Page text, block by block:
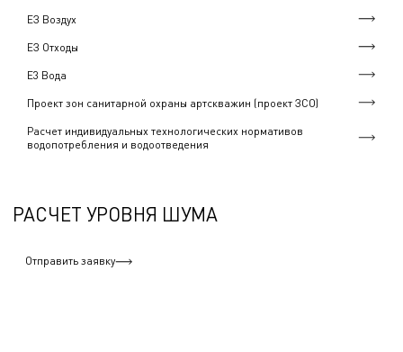
ЕЗ Воздух
ЕЗ Отходы
Е3 Вода
Проект зон санитарной охраны артскважин (проект ЗСО)
Расчет индивидуальных технологических нормативов
водопотребления и водоотведения
РАСЧЕТ УРОВНЯ ШУМА
Отправить заявку